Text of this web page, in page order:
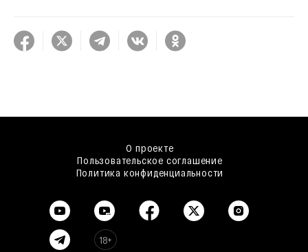
О проекте
Пользовательское соглашение
Политика конфиденциальности
18+